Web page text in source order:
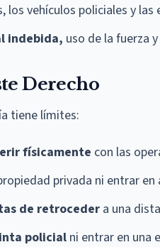
los vehículos policiales y
indebida, uso de la fuerza
Derecho
tiene límites:
físicamente con las
privada ni entrar
de retroceder a una
policialni entrar en una